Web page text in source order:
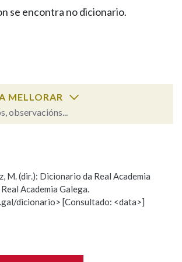
FIGURAS HOMENAXEADAS
PORTAL DAS PALABRAS
Bluesky
se encontra no dicionario.
MELLORAR
observacións...
M. (dir.): Dicionario da Real Academia
Academia Galega.
dicionario> [Consultado: <data>]